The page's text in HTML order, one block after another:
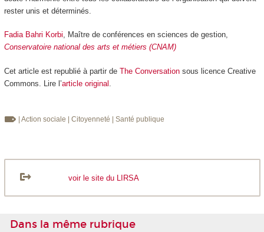
rester unis et déterminés.
Fadia Bahri Korbi, Maître de conférences en sciences de gestion,
Conservatoire national des arts et métiers (CNAM)
Cet article est republié à partir de The Conversationsous licence Creative
Commons. Lire l’article original
| Action sociale | Citoyenneté | Santé publique
voir le site du LIRSA
Dans la même rubrique